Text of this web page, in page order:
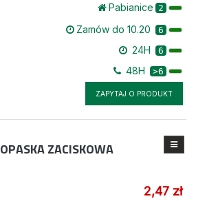
Pabianice 2
Zamów do 10.20 6
24H 6
48H >6
ZAPYTAJ O PRODUKT
OPASKA ZACISKOWA
2,47 zł